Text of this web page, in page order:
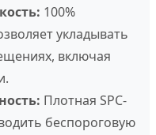
100%
укладывать
включая
Плотная SPC-
беспороговую